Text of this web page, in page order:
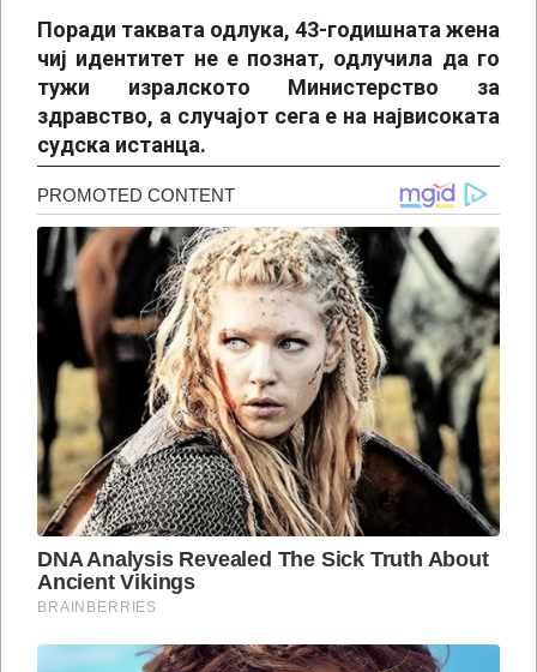
Поради таквата одлука, 43-годишната жена
чиј идентитет не е познат, одлучила да го
тужи изралското Министерство за
здравство, а случајот сега е на највисоката
судска истанца.